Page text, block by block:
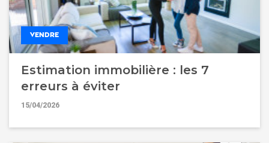
VENDRE
Estimation immobilière : les 7
erreurs à éviter
15/04/2026